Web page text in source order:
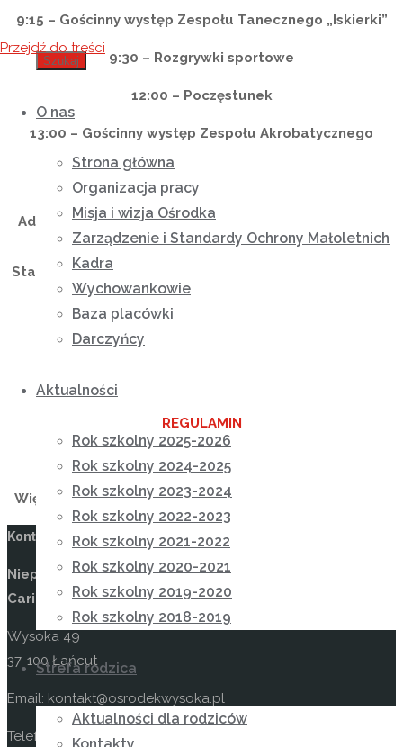
Szukaj
Przejdź do treści
O nas
Strona główna
Organizacja pracy
Misja i wizja Ośrodka
Zarządzenie i Standardy Ochrony Małoletnich
Kadra
Wychowankowie
Baza placówki
Darczyńcy
Aktualności
Rok szkolny 2025-2026
Rok szkolny 2024-2025
Rok szkolny 2023-2024
Rok szkolny 2022-2023
Rok szkolny 2021-2022
Rok szkolny 2020-2021
Rok szkolny 2019-2020
Rok szkolny 2018-2019
Strefa rodzica
Aktualności dla rodziców
9:15 – Gościnny występ Zespołu Tanecznego „Iskierki”
9:30 – Rozgrywki sportowe
12:00 – Poczęstunek
13:00 – Gościnny występ Zespołu Akrobatycznego
13:30 – Uroczyste zakończenie X Spartakiady
Adam Krzysztoń
Stanisław
Gwizdak
Starosta Powiatu
Łańcut
Łańcut
REGULAMIN
FORMULARZ ZGŁOSZENIOWY
Więcej informacji pod numerem telefonu 17 225 80 55.
Kontakt
Niepubliczny Ośrodek Rewalidacyjno-Wychowawczy
Caritas w Wysokiej
Wysoka 49
37-100 Łańcut
Email: kontakt@osrodekwysoka.pl
Telefon: (17) 22 58 055